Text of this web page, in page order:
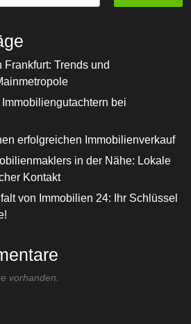
Trends und
bei
erfolgreichen Immobilienverkauf
in der Nähe: Lokale
Kontakt
von Immobilien 24: Ihr Schlüssel
vorhanden.